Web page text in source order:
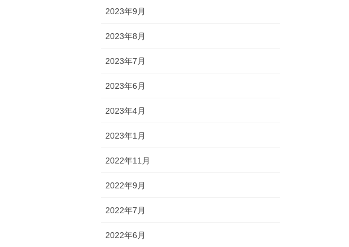
2023年9月
2023年8月
2023年7月
2023年6月
2023年4月
2023年1月
2022年11月
2022年9月
2022年7月
2022年6月